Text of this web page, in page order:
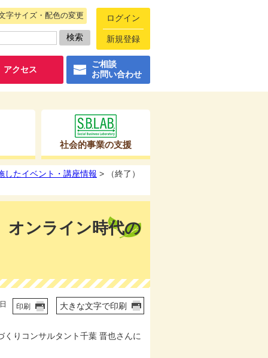
字サイズ・配色の変更 ログイン
新規登録
アクセス
ご相談
お問い合わせ
社会的事業の支援
したイベント・講座情報 > （終了）
オンライン時代の
印刷 大きな文字で印刷
りコンサルタント千葉 晋也さんに